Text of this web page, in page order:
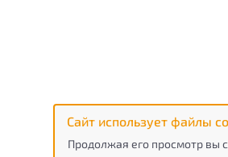
Сайт использует файлы
Продолжая его просмотр вы